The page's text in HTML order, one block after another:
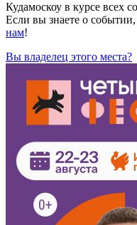
Кудамоскоу в курсе всех
Если вы знаете о событии,
нам!
Вы владелец этого места?